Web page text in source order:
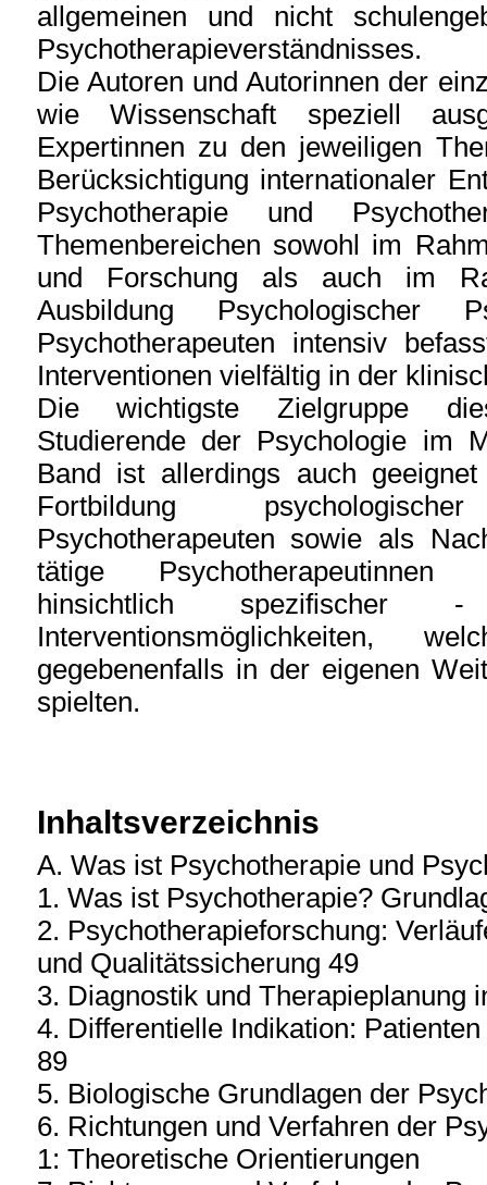
allgemeinen und nicht
Psychotherapieverständnisses.
Die Autoren und Autorinnen der
wie Wissenschaft speziell
Expertinnen zu den jeweiligen
Berücksichtigung internationaler
Psychotherapie und
Themenbereichen sowohl im
und Forschung als auch im
Ausbildung Psychologischer
Psychotherapeuten intensiv
Interventionen vielfältig in der
Die wichtigste Zielgruppe
Studierende der Psychologie im
Band ist allerdings auch
Fortbildung
Psychotherapeuten sowie als
tätige Psychotherapeutinnen
hinsichtlich
Interventionsmöglichkeiten,
gegebenenfalls in der eigenen
spielten.
Inhaltsverzeichnis
A. Was ist Psychotherapie und
1. Was ist Psychotherapie?
2. Psychotherapieforschung:
und Qualitätssicherung 49
3. Diagnostik und Therapieplanung
4. Differentielle Indikation:
89
5. Biologische Grundlagen der
6. Richtungen und Verfahren der
1: Theoretische Orientierungen